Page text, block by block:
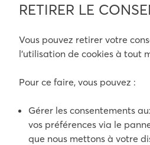
RETIRER LE
Vous pouvez retirer votre
l’utilisation de cookies à tout
Pour ce faire, vous pouvez :
Gérer les consentements
vos préférences via le
que nous mettons à votre